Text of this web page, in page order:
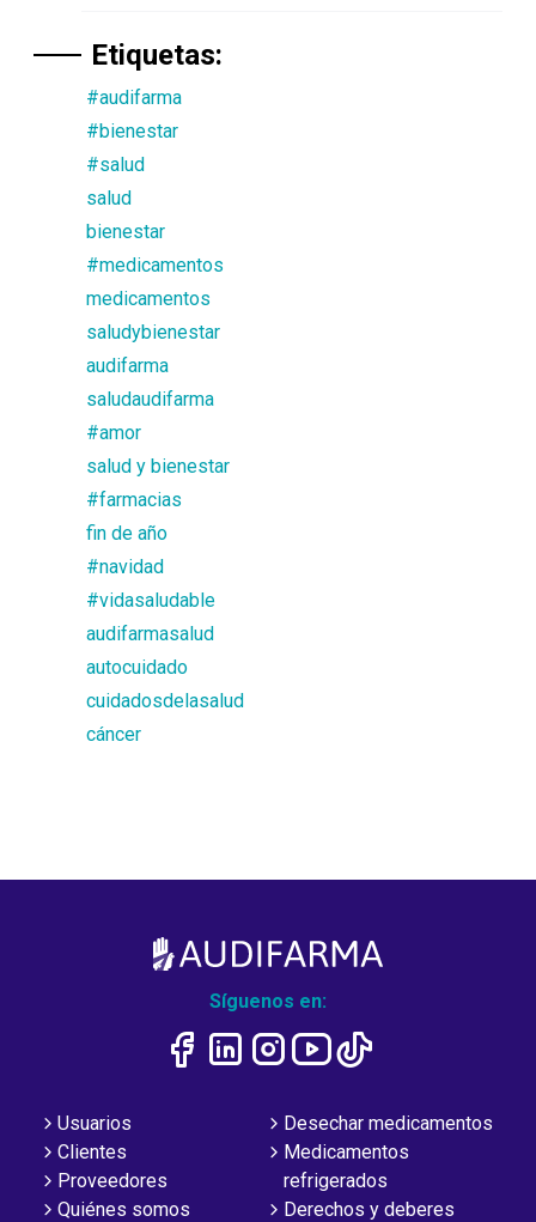
Etiquetas:
#audifarma
#bienestar
#salud
salud
bienestar
#medicamentos
medicamentos
saludybienestar
audifarma
saludaudifarma
#amor
salud y bienestar
#farmacias
fin de año
#navidad
#vidasaludable
audifarmasalud
autocuidado
cuidadosdelasalud
cáncer
Síguenos en:
Usuarios
Clientes
Proveedores
Quiénes somos
Desechar medicamentos
Medicamentos
refrigerados
Derechos y deberes